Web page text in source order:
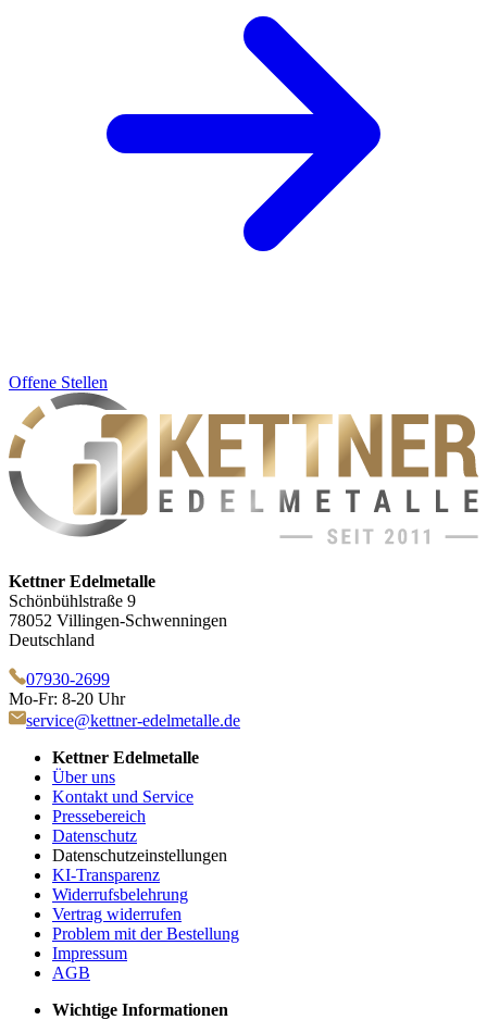
Offene Stellen
Kettner Edelmetalle
Schönbühlstraße 9
78052 Villingen-Schwenningen
Deutschland
07930-2699
Mo-Fr: 8-20 Uhr
service@kettner-edelmetalle.de
Kettner Edelmetalle
Über uns
Kontakt und Service
Pressebereich
Datenschutz
Datenschutzeinstellungen
KI-Transparenz
Widerrufsbelehrung
Vertrag widerrufen
Problem mit der Bestellung
Impressum
AGB
Wichtige Informationen